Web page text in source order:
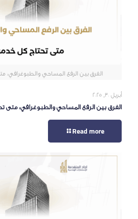
الفرق بين الرفع المساحي والطبوغرافي:
أبريل 30, 2025
الفرق بين الرفع المساحي والطبوغرافي: متى
Read more